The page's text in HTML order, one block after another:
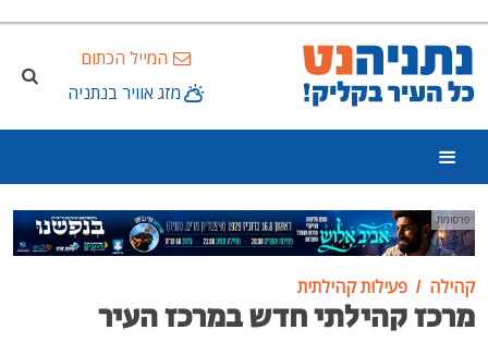
המייל הכתום
מזג אוויר בנתניה
פרסומת
קהילה פעילות קהילתית
מרכז קהילתי חדש במרכז העיר